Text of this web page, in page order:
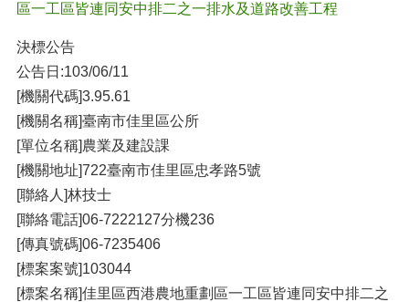
區一工區皆連同安中排二之一排水及道路改善工程
決標公告
公告日:103/06/11
[機關代碼]3.95.61
[機關名稱]臺南市佳里區公所
[單位名稱]農業及建設課
[機關地址]722臺南市佳里區忠孝路5號
[聯絡人]林技士
[聯絡電話]06-7222127分機236
[傳真號碼]06-7235406
[標案案號]103044
[標案名稱]佳里區西港農地重劃區一工區皆連同安中排二之